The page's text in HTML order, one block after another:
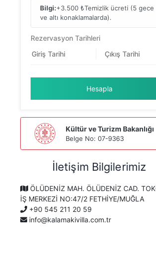
Bilgi:+3.500 ₺Temizlik ücreti (5 gece
ve altı konaklamalarda).
Rezervasyon Tarihleri
Hesapla
Kültür ve Turizm Bakanlığı
Belge No: 07-9363
İletişim Bilgilerimiz
ÖLÜDENİZ MAH. ÖLÜDENİZ CAD.
İŞ MERKEZİ NO:47/2 FETHİYE/MUĞLA
+90 545 211 20 59
info@kalamakivilla.com.tr